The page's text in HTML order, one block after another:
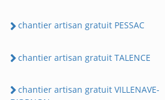
chantier artisan gratuit PESSAC
chantier artisan gratuit TALENCE
chantier artisan gratuit VILLENAVE-